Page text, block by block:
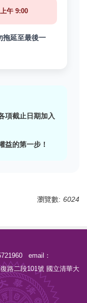
上午 9:00
拖延至最後一
項截止日期加入
益的第一步！
瀏覽數: 6024
email：
路二段101號 國立清華大